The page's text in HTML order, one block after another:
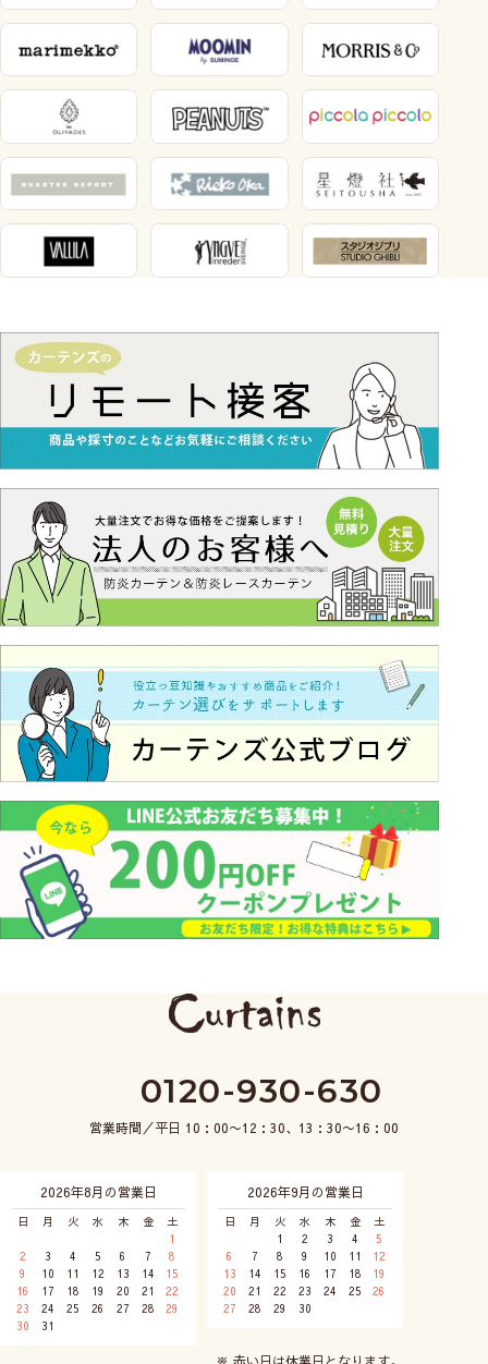
0120-930-630
営業時間／平日 10：00〜12：30、13：30〜16：00
2026年8月の営業日
日 月 火 水 木 金
土
1
2
3 4 5 6 7
8
9
10 11 12 13 14
15
16
17 18 19 20 21
22
23
24 25 26 27 28
29
30
31
2026年9月の営業日
日 月 火 水 木 金
土
1
2 3 4
5
6
7 8 9 10 11
12
13
14 15 16 17 18
19
20
21 22 23 24 25
26
27
28 29 30
※ 赤い日は休業日となります。